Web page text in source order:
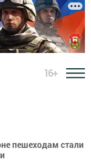
16+
пешеходам стали